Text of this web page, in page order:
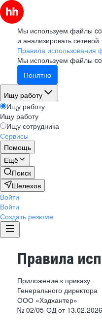
Мы используем файлы
и анализировать
Правила использования
Мы используем файлы
Понятно
Ищу работу
Ищу работу
Ищу работу
Ищу сотрудника
Сервисы
Помощь
Ещё
Поиск
Шелехов
Войти
Войти
Создать резюме
Правила
Приложение к приказу
Генерального директора
ООО «Хэдхантер»
№ 02/05-ОД от 13.02.2026